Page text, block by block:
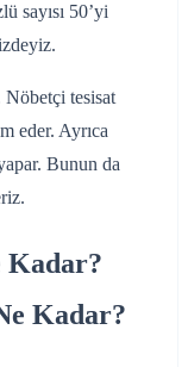
sayısı 50’yi
Nöbetçi tesisat
eder. Ayrıca
Bunun da
Kadar?
Kadar?